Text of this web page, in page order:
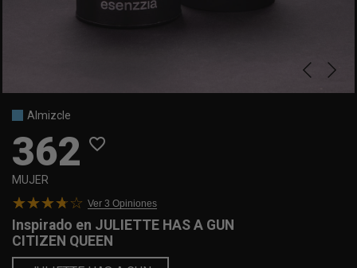
Almizcle
362 favorite_border
MUJER
Ver 3 Opiniones
Inspirado en JULIETTE HAS A GUN
CITIZEN QUEEN